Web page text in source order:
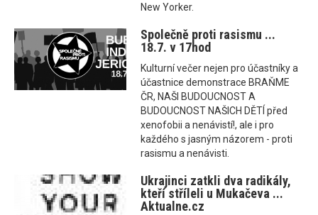
New Yorker.
Společně proti rasismu ...
18.7. v 17hod
Kulturní večer nejen pro účastníky a
účastnice demonstrace BRAŇME
ČR, NAŠI BUDOUCNOST A
BUDOUCNOST NAŠICH DĚTÍ před
xenofobii a nenávistí!, ale i pro
každého s jasným názorem - proti
rasismu a nenávisti.
Ukrajinci zatkli dva radikály,
kteří stříleli u Mukačeva ...
Aktualne.cz